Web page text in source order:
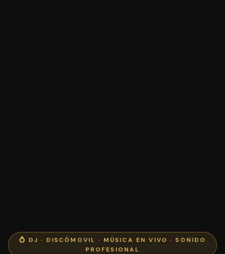
💍 DJ · DISCÓMOVIL · MÚSICA EN VIVO · SONIDO
PROFESIONAL